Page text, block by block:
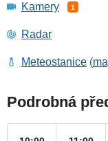
Kamery 1
Radar
Meteostanice (
Podrobná